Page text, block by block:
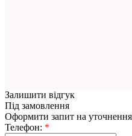
Залишити відгук
Під замовлення
Оформити запит на
Телефон: *